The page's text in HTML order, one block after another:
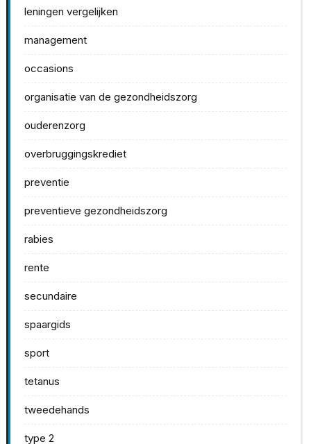
leningen vergelijken
management
occasions
organisatie van de gezondheidszorg
ouderenzorg
overbruggingskrediet
preventie
preventieve gezondheidszorg
rabies
rente
secundaire
spaargids
sport
tetanus
tweedehands
type 2